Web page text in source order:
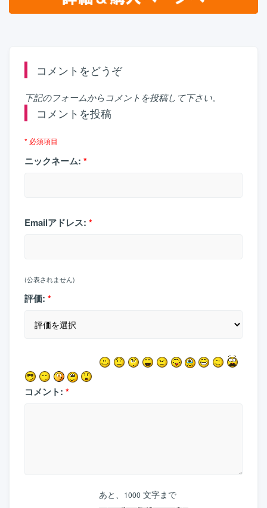
コメントをどうぞ
下記のフォームからコメントを投稿して下さい。
コメントを投稿
* 必須項目
ニックネーム: *
Emailアドレス: *
(公表されません)
評価: *
コメント: *
あと、 1000 文字まで